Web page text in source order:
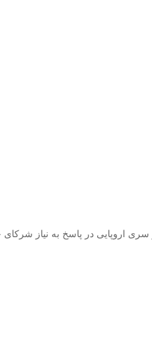
اروپایی در پاسخ به نیاز